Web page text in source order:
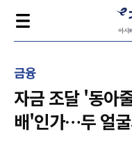
금융
자금 조달 '동아
배'인가…두 얼